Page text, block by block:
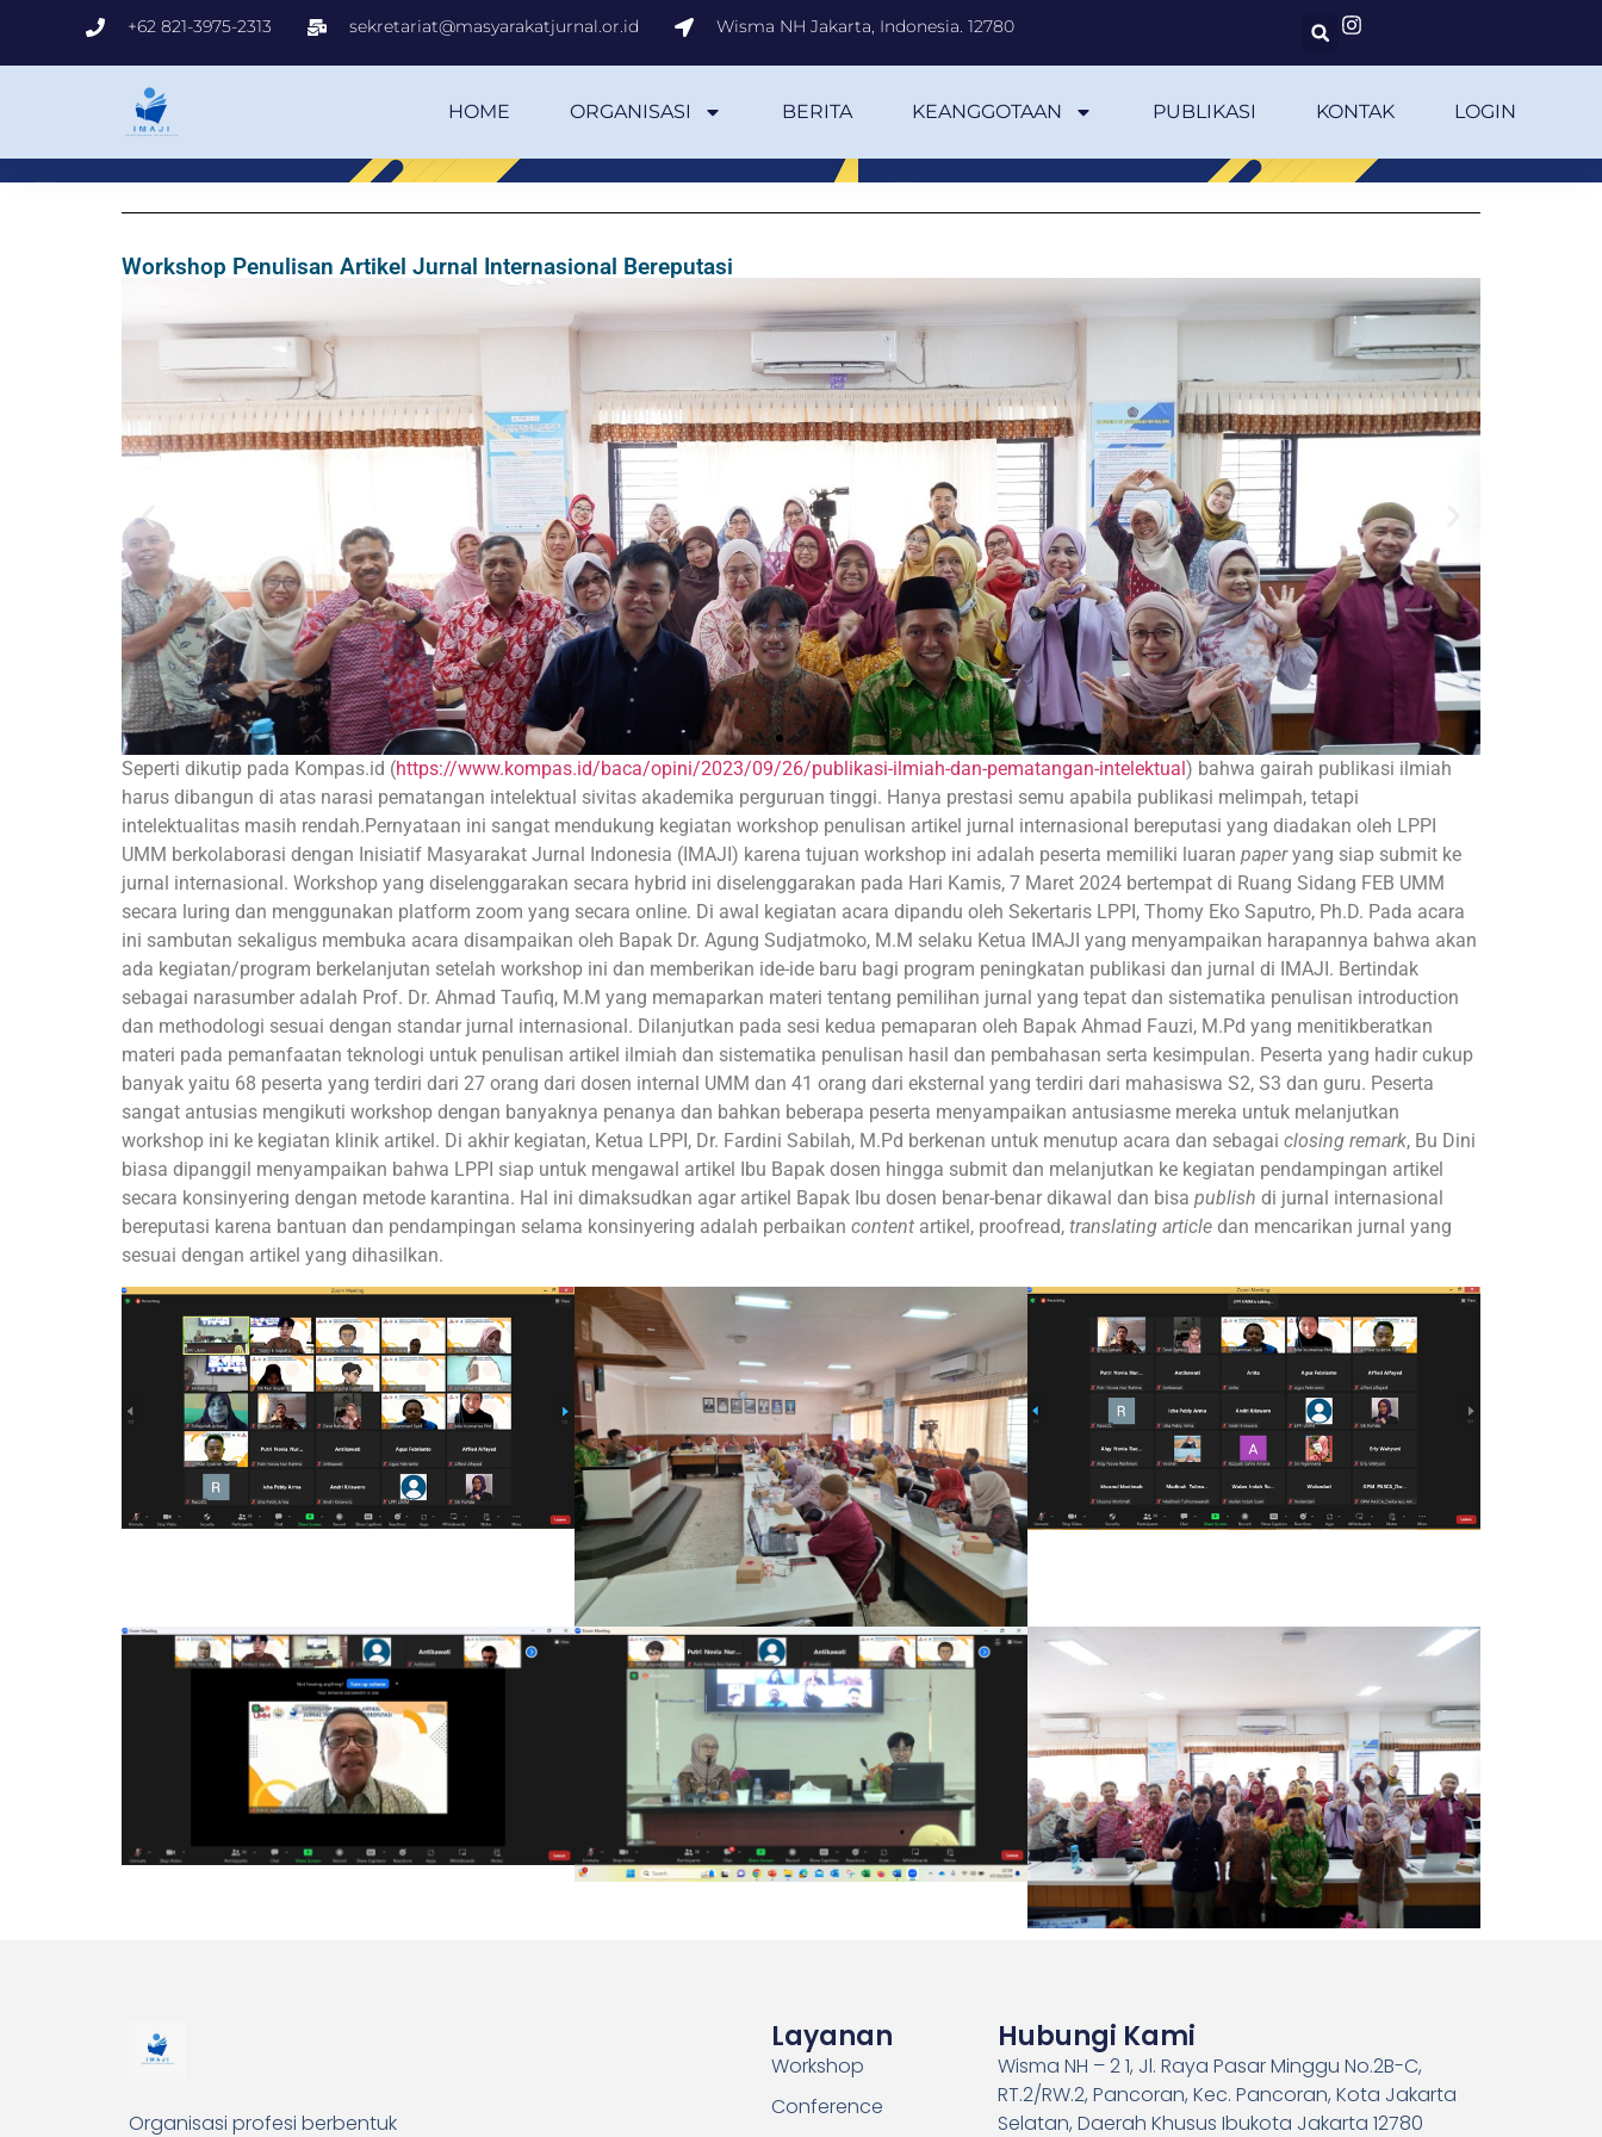
+62 821-3975-2313 sekretariat@masyarakatjurnal.or.id Wisma NH Jakarta, Indonesia. 12780
HOME ORGANISASI BERITA KEANGGOTAAN PUBLIKASI KONTAK LOGIN
Workshop Penulisan Artikel Jurnal Internasional Bereputasi
Seperti dikutip pada Kompas.id (https://www.kompas.id/baca/opini/2023/09/26/publikasi-ilmiah-dan-pematangan-intelektual) bahwa gairah publikasi ilmiah
harus dibangun di atas narasi pematangan intelektual sivitas akademika perguruan tinggi. Hanya prestasi semu apabila publikasi melimpah, tetapi
intelektualitas masih rendah.Pernyataan ini sangat mendukung kegiatan workshop penulisan artikel jurnal internasional bereputasi yang diadakan oleh LPPI
UMM berkolaborasi dengan Inisiatif Masyarakat Jurnal Indonesia (IMAJI) karena tujuan workshop ini adalah peserta memiliki luaran paperyang siap submit ke
jurnal internasional. Workshop yang diselenggarakan secara hybrid ini diselenggarakan pada Hari Kamis, 7 Maret 2024 bertempat di Ruang Sidang FEB UMM
secara luring dan menggunakan platform zoom yang secara online. Di awal kegiatan acara dipandu oleh Sekertaris LPPI, Thomy Eko Saputro, Ph.D. Pada acara
ini sambutan sekaligus membuka acara disampaikan oleh Bapak Dr. Agung Sudjatmoko, M.M selaku Ketua IMAJI yang menyampaikan harapannya bahwa akan
ada kegiatan/program berkelanjutan setelah workshop ini dan memberikan ide-ide baru bagi program peningkatan publikasi dan jurnal di IMAJI. Bertindak
sebagai narasumber adalah Prof. Dr. Ahmad Taufiq, M.M yang memaparkan materi tentang pemilihan jurnal yang tepat dan sistematika penulisan introduction
dan methodologi sesuai dengan standar jurnal internasional. Dilanjutkan pada sesi kedua pemaparan oleh Bapak Ahmad Fauzi, M.Pd yang menitikberatkan
materi pada pemanfaatan teknologi untuk penulisan artikel ilmiah dan sistematika penulisan hasil dan pembahasan serta kesimpulan. Peserta yang hadir cukup
banyak yaitu 68 peserta yang terdiri dari 27 orang dari dosen internal UMM dan 41 orang dari eksternal yang terdiri dari mahasiswa S2, S3 dan guru. Peserta
sangat antusias mengikuti workshop dengan banyaknya penanya dan bahkan beberapa peserta menyampaikan antusiasme mereka untuk melanjutkan
workshop ini ke kegiatan klinik artikel. Di akhir kegiatan, Ketua LPPI, Dr. Fardini Sabilah, M.Pd berkenan untuk menutup acara dan sebagai closing remark, Bu Dini
biasa dipanggil menyampaikan bahwa LPPI siap untuk mengawal artikel Ibu Bapak dosen hingga submit dan melanjutkan ke kegiatan pendampingan artikel
secara konsinyering dengan metode karantina. Hal ini dimaksudkan agar artikel Bapak Ibu dosen benar-benar dikawal dan bisa publish di jurnal internasional
bereputasi karena bantuan dan pendampingan selama konsinyering adalah perbaikan content artikel, proofread, translating article dan mencarikan jurnal yang
sesuai dengan artikel yang dihasilkan.
Organisasi profesi berbentuk
Layanan
Workshop
Conference
Hubungi Kami
Wisma NH – 2 1, Jl. Raya Pasar Minggu No.2B-C,
RT.2/RW.2, Pancoran, Kec. Pancoran, Kota Jakarta
Selatan, Daerah Khusus Ibukota Jakarta 12780